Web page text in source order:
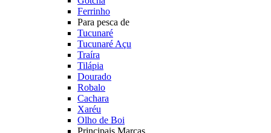
Ferrinho
Para pesca de
Tucunaré
Tucunaré Açu
Traíra
Tilápia
Dourado
Robalo
Cachara
Xaréu
Olho de Boi
Principais Marcas